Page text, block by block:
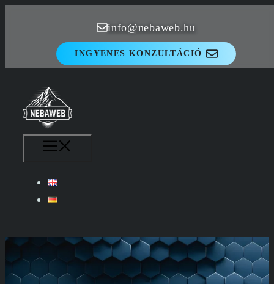
info@nebaweb.hu
INGYENES KONZULTÁCIÓ